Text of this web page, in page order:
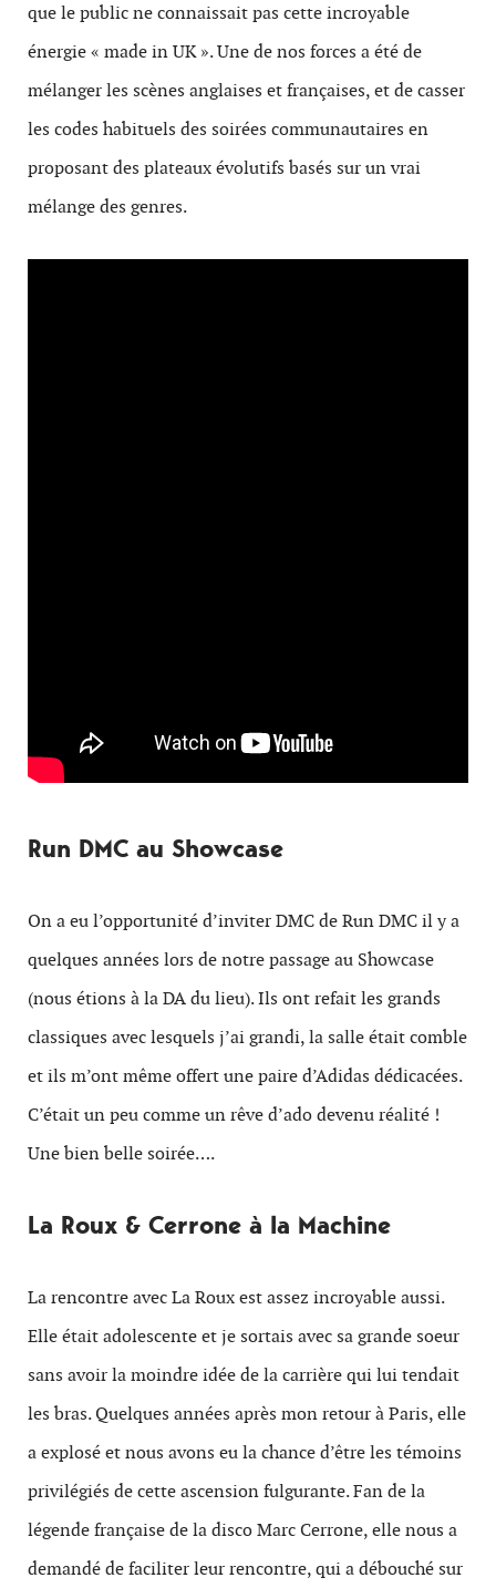
que le public ne connaissait pas cette incroyable
énergie « made in UK ». Une de nos forces a été de
mélanger les scènes anglaises et françaises, et de casser
les codes habituels des soirées communautaires en
proposant des plateaux évolutifs basés sur un vrai
mélange des genres.
Run DMC au Showcase
On a eu l’opportunité d’inviter DMC de Run DMC il y a
quelques années lors de notre passage au Showcase
(nous étions à la DA du lieu). Ils ont refait les grands
classiques avec lesquels j’ai grandi, la salle était comble
et ils m’ont même offert une paire d’Adidas dédicacées.
C’était un peu comme un rêve d’ado devenu réalité !
Une bien belle soirée….
La Roux & Cerrone à la Machine
La rencontre avec La Roux est assez incroyable aussi.
Elle était adolescente et je sortais avec sa grande soeur
sans avoir la moindre idée de la carrière qui lui tendait
les bras. Quelques années après mon retour à Paris, elle
a explosé et nous avons eu la chance d’être les témoins
privilégiés de cette ascension fulgurante. Fan de la
légende française de la disco Marc Cerrone, elle nous a
demandé de faciliter leur rencontre, qui a débouché sur